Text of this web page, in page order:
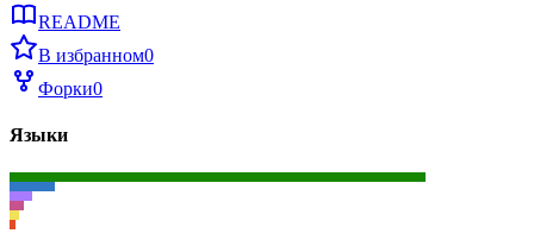
README
В избранном0
Форки0
Языки